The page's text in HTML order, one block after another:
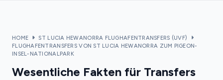
HOME
ST LUCIA HEWANORRA FLUGHAFENTRANSFERS (UVF)
FLUGHAFENTRANSFERS VON ST LUCIA HEWANORRA ZUM PIGEON-
INSEL-NATIONALPARK
Wesentliche Fakten für Transfers